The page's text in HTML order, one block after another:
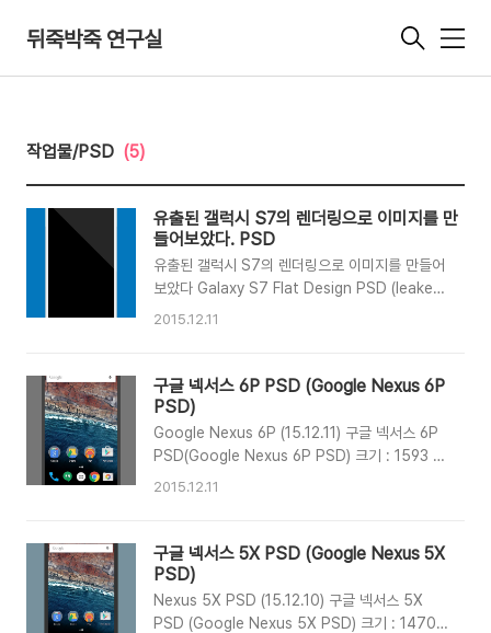
뒤죽박죽 연구실
메
작업물/PSD (5)
유출된 갤럭시 S7의 렌더링으로 이미지를 만
들어보았다. PSD
유출된 갤럭시 S7의 렌더링으로 이미지를 만들어
보았다 Galaxy S7 Flat Design PSD (leaked
render base) 갤럭시 S7의 유출된 렌더링 이미
SGS7’s leaked render. 크기 : 708 x 1434픽
셀 (배경 포함 1080 x 1920픽셀) Size : 708 x
1434px (include background 1080 x
1920px) Download
2015.12.11
구글 넥서스 6P PSD (Google Nexus 6P
PSD)
Google Nexus 6P (15.12.11) 구글 넥서스 6P
PSD(Google Nexus 6P PSD) 크기 : 1593 x
778px (배경 포함 1080x1920px) Size :
하여 만들었습니다.구글 머터리얼 팔레트 중, 그레
이 색상을 이용하여 만들었습니다. I had made
this, with reference Original GN6P and
Google Material Palette (Gray color).
2015.12.11
구글 넥서스 5X PSD (Google Nexus 5X
PSD)
Nexus 5X PSD (15.12.10) 구글 넥서스 5X
PSD (Google Nexus 5X PSD) 크기 : 1470 x